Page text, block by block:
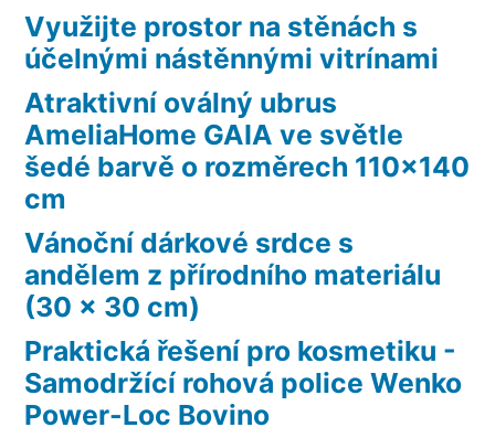
Využijte prostor na stěnách s
účelnými nástěnnými vitrínami
Atraktivní oválný ubrus
AmeliaHome GAIA ve světle
šedé barvě o rozměrech 110×140
cm
Vánoční dárkové srdce s
andělem z přírodního materiálu
(30 x 30 cm)
Praktická řešení pro kosmetiku -
Samodržící rohová police Wenko
Power-Loc Bovino